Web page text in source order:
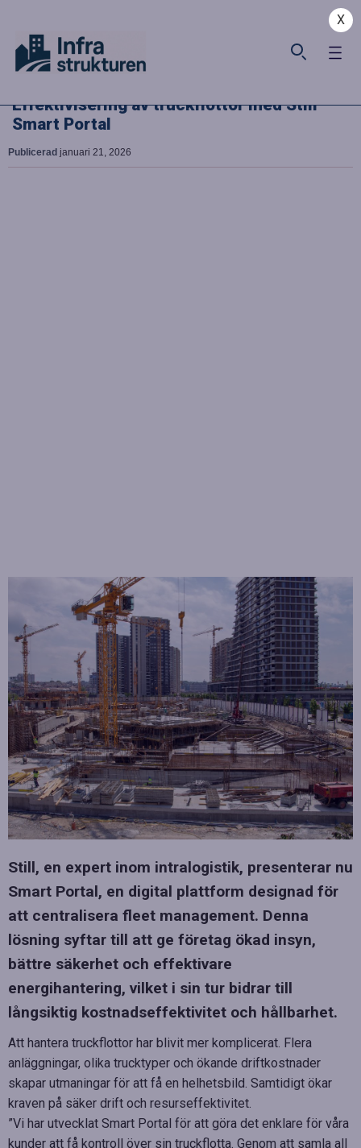
X
Effektivisering av truckflottor med Still
Smart Portal
Publicerad januari 21, 2026
Still, en expert inom intralogistik, presenterar nu
Smart Portal, en digital plattform designad för
att centralisera fleet management. Denna
lösning syftar till att ge företag ökad insyn,
bättre säkerhet och effektivare
energihantering, vilket i sin tur bidrar till
långsiktig kostnadseffektivitet och hållbarhet.
Att hantera truckflottor har blivit mer komplicerat. Flera
anläggningar, olika trucktyper och ökande driftkostnader
skapar utmaningar för att få en helhetsbild. Samtidigt ökar
kraven på säker drift och resurseffektivitet.
”Vi har utvecklat Smart Portal för att göra det enklare för våra
kunder att få kontroll över sin truckflotta. Genom att samla all